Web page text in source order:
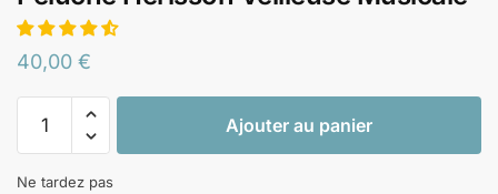
40,00 €
Ajouter au panier
Ne tardez pas